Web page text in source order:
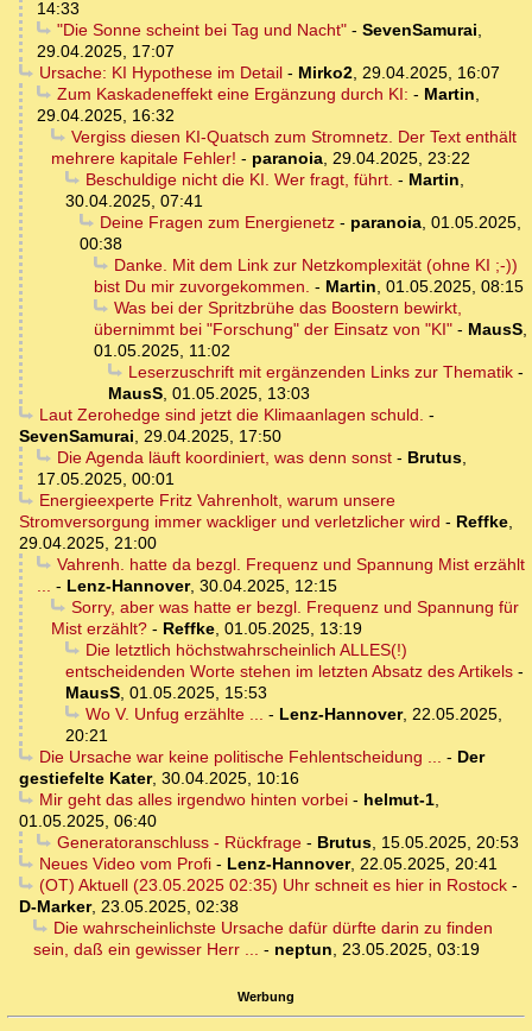
14:33
"Die Sonne scheint bei Tag und Nacht"- SevenSamurai,
29.04.2025, 17:07
Ursache: KI Hypothese im Detail- Mirko2, 29.04.2025, 16:07
Zum Kaskadeneffekt eine Ergänzung durch KI: - Martin,
29.04.2025, 16:32
Vergiss diesen KI-Quatsch zum Stromnetz. Der Text enthält
mehrere kapitale Fehler! - paranoia, 29.04.2025, 23:22
Beschuldige nicht die KI. Wer fragt, führt. - Martin,
30.04.2025, 07:41
Deine Fragen zum Energienetz- paranoia, 01.05.2025,
00:38
Danke. Mit dem Link zur Netzkomplexität (ohne KI ;-))
bist Du mir zuvorgekommen. - Martin, 01.05.2025, 08:15
Was bei der Spritzbrühe das Boostern bewirkt,
übernimmt bei "Forschung" der Einsatz von "KI" - MausS,
01.05.2025, 11:02
Leserzuschrift mit ergänzenden Links zur Thematik-
MausS, 01.05.2025, 13:03
Laut Zerohedge sind jetzt die Klimaanlagen schuld. -
SevenSamurai, 29.04.2025, 17:50
Die Agenda läuft koordiniert, was denn sonst- Brutus,
17.05.2025, 00:01
Energieexperte Fritz Vahrenholt, warum unsere
Stromversorgung immer wackliger und verletzlicher wird - Reffke,
29.04.2025, 21:00
Vahrenh. hatte da bezgl. Frequenz und Spannung Mist erzählt
... - Lenz-Hannover, 30.04.2025, 12:15
Sorry, aber was hatte er bezgl. Frequenz und Spannung für
Mist erzählt? - Reffke, 01.05.2025, 13:19
Die letztlich höchstwahrscheinlich ALLES(!)
entscheidenden Worte stehen im letzten Absatz des Artikels -
MausS, 01.05.2025, 15:53
Wo V. Unfug erzählte ... - Lenz-Hannover, 22.05.2025,
20:21
Die Ursache war keine politische Fehlentscheidung ... - Der
gestiefelte Kater, 30.04.2025, 10:16
Mir geht das alles irgendwo hinten vorbei- helmut-1,
01.05.2025, 06:40
Generatoranschluss - Rückfrage- Brutus, 15.05.2025, 20:53
Neues Video vom Profi- Lenz-Hannover, 22.05.2025, 20:41
(OT) Aktuell (23.05.2025 02:35) Uhr schneit es hier in Rostock-
D-Marker, 23.05.2025, 02:38
Die wahrscheinlichste Ursache dafür dürfte darin zu finden
sein, daß ein gewisser Herr ... - neptun, 23.05.2025, 03:19
Werbung